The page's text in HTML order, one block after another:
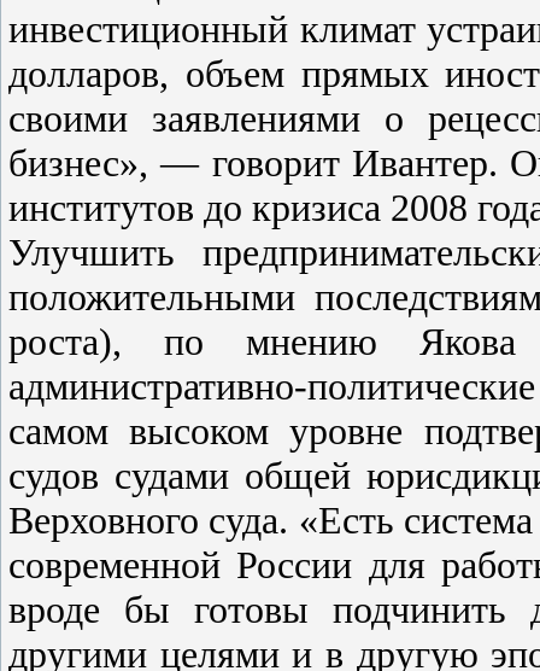
инвестиционный климат
долларов, объем прямых
своими заявлениями о
бизнес», — говорит Ивантер.
институтов до кризиса 2008
Улучшить
положительными
роста), по мнению
административно-
самом высоком уровне
судов судами общей
Верховного суда. «Есть
современной России для
вроде бы готовы подчинить
другими целями и в другую